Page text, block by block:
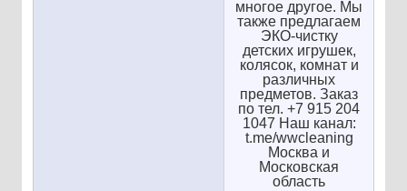
многое другое. Мы
также предлагаем
ЭКО-чистку
детских игрушек,
колясок, комнат и
различных
предметов. Заказ
по тел. +7 915 204
1047 Наш канал:
t.me/wwcleaning
Москва и
Московская
область